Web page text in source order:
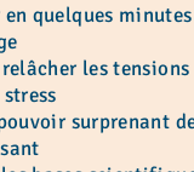
quelques
les
surprenant